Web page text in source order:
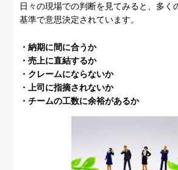
日々の現場での判断を見てみると、多く
基準で意思決定されています。
・納期に間に合うか
・売上に直結するか
・クレームにならないか
・上司に指摘されないか
・チームの工数に余裕があるか